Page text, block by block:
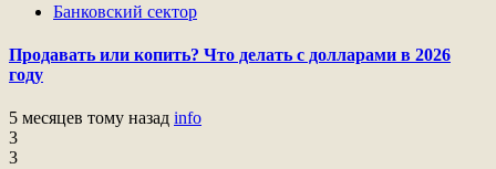
Банковский сектор
Продавать или копить? Что делать с долларами в 2026
году
5 месяцев тому назад info
3
3